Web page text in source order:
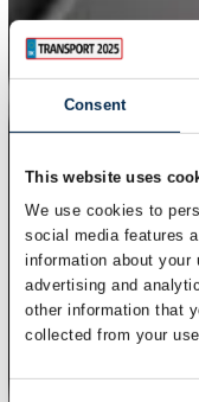
Consent
This website uses
We use cookies to
social media features
information about your
advertising and
other information that
collected from your